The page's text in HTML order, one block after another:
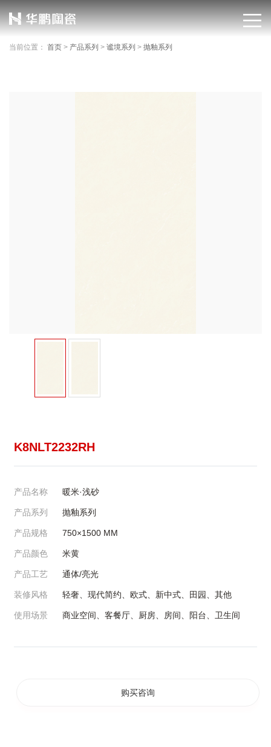
当前位置： 首页 > 产品系列 > 谧境系列 > 抛釉系列
K8NLT2232RH
产品名称 暖米·浅砂
产品系列 抛釉系列
产品规格 750×1500 MM
产品颜色 米黄
产品工艺 通体/亮光
装修风格 轻奢、现代简约、欧式、新中式、田园、其他
使用场景 商业空间、客餐厅、厨房、房间、阳台、卫生间
购买咨询